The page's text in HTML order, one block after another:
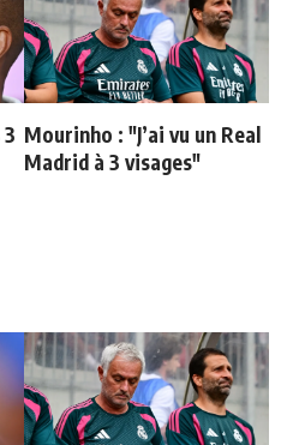
Mourinho : "J’ai vu un Real
Madrid à 3 visages"